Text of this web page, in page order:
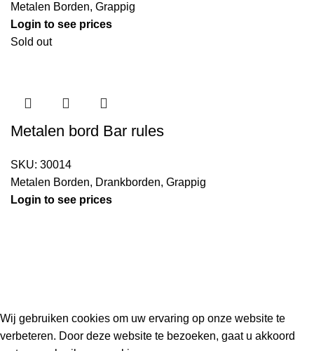
Metalen Borden, Grappig
Login to see prices
Sold out
Metalen bord Bar rules
SKU: 30014
Metalen Borden, Drankborden, Grappig
Login to see prices
Wij gebruiken cookies om uw ervaring op onze website te
verbeteren. Door deze website te bezoeken, gaat u akkoord